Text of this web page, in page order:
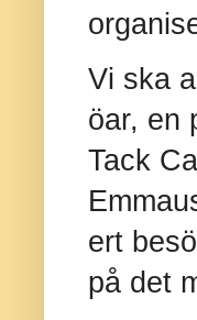
Vi ska
öar, en
Tack
ert
på det